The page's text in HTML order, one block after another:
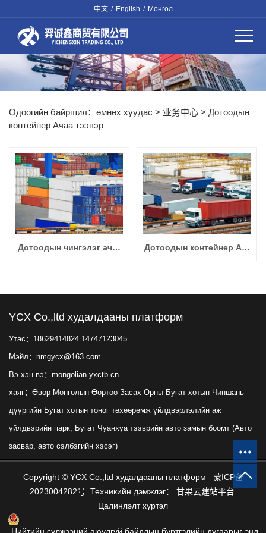
中文 / English / Монгол
Одоогийн байршил： өмнөх хуудас > 业务中心 > Дотоодын
контейнер Ачаа тээвэр
Дотоодын чингэлэг ач… Дотоодын контейнер А…
YCX Co.,ltd худалдааны платформ
Утас：18629414824 14747123045
Мэйл：nmgycx@163.com
Вэ хэн вэ：mongolian.yxctb.cn
хаяг：Өвөр Монголын Өөртөө Засах Орны Бугат хотын Чиншань
дүүргийн Бугат хотын тоног төхөөрөмж үйлдвэрлэлийн аж
үйлдвэрийн парк, Бугат Чуанхуа тээврийн авто замын боомт (Авто
засвар, авто сэлбэгийн хэсэг)
Copyright © YCX Co.,ltd худалдааны платформ 蒙ICP备
2023004282号 Техникийн дэмжлэг： 甘果云建站平台
Цалинлэлт хүртэл
Нийтийн сүлжээний аюулгүй байдлын бүртгэлийн дугаарыг энд